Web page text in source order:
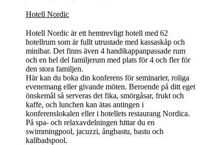
Hotell Nordic
Hotell Nordic är ett hemtrevligt hotell med 62
hotellrum som är fullt utrustade med kassaskåp och
minibar. Det finns även 4 handikappanpassade rum
och en hel del familjerum med plats för 4 och fler för
den stora familjen.
Här kan du boka din konferens för seminarier, roliga
evenemang eller givande möten. Beroende på ditt eget
önskemål så serveras det fika, smörgåsar, frukt och
kaffe, och lunchen kan ätas antingen i
konferenslokalen eller i hotellets restaurang Nordica.
På spa- och relaxavdelningen hittar du en
swimmingpool, jacuzzi, ångbastu, bastu och
kallbadspool.